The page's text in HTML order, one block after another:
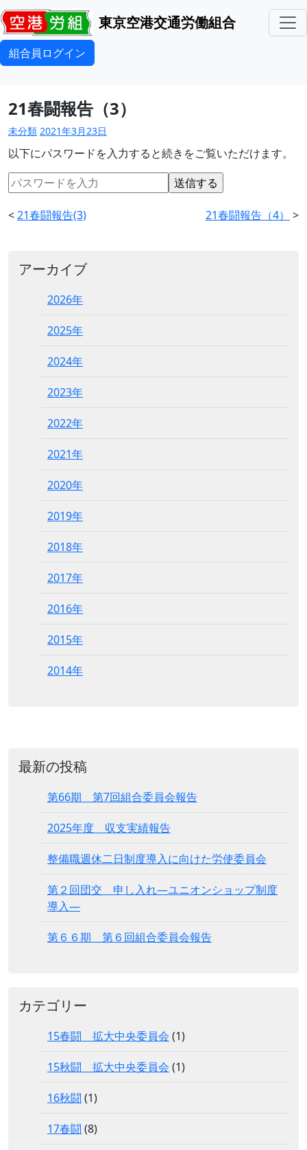
東京空港交通労働組合
組合員ログイン
アーカイブ
2026年
2025年
2024年
2023年
2022年
2021年
2020年
2019年
2018年
2017年
2016年
2015年
2014年
21春闘報告（3）
未分類 2021年3月23日
以下にパスワードを入力すると続きをご覧いただけます。
<21春闘報告(3) 21春闘報告（4） >
最新の投稿
第66期 第7回組合委員会報告
2025年度 収支実績報告
整備職週休二日制度導入に向けた労使委員会
第２回団交 申し入れ―ユニオンショップ制度
導入―
第６６期 第６回組合委員会報告
カテゴリー
15春闘 拡大中央委員会 (1)
15秋闘 拡大中央委員会 (1)
16秋闘 (1)
17春闘 (8)